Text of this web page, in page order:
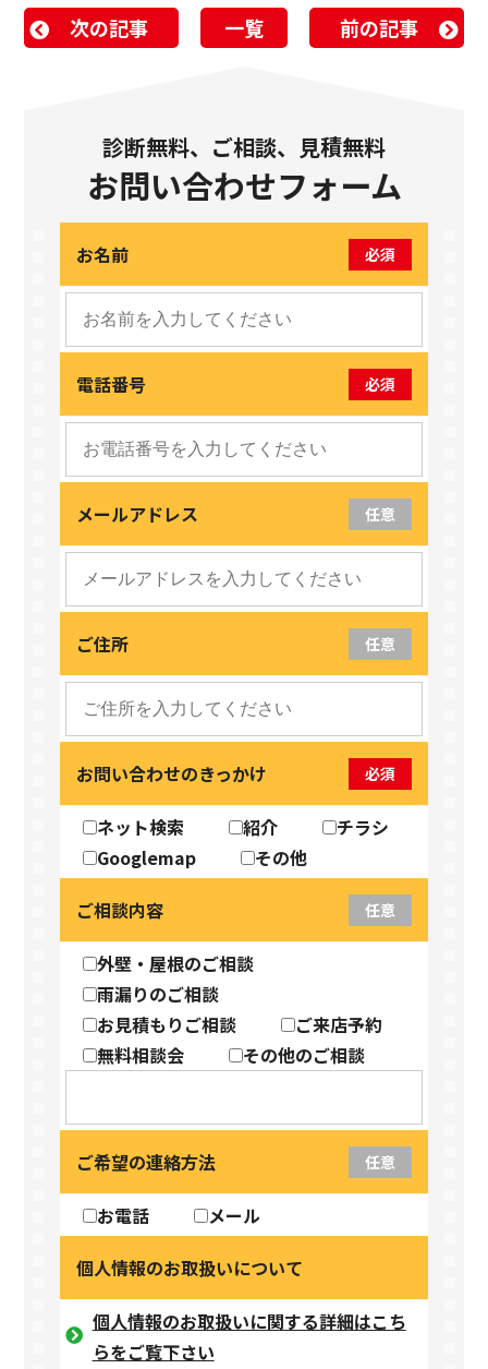
次の記事 一覧 前の記事
診断無料、ご相談、見積無料
お問い合わせフォーム
お名前 必須
電話番号 必須
メールアドレス 任意
ご住所 任意
お問い合わせのきっかけ 必須
ネット検索 紹介
チラシ
Googlemap
その他
ご相談内容
任意
外壁・屋根のご相談
雨漏りのご相談
お見積もりご相談
ご来店予約
無料相談会
その他のご相談
ご希望の連絡方法 任意
お電話
メール
個人情報のお取扱いについて
個人情報のお取扱いに関する詳細はこち
らをご覧下さい